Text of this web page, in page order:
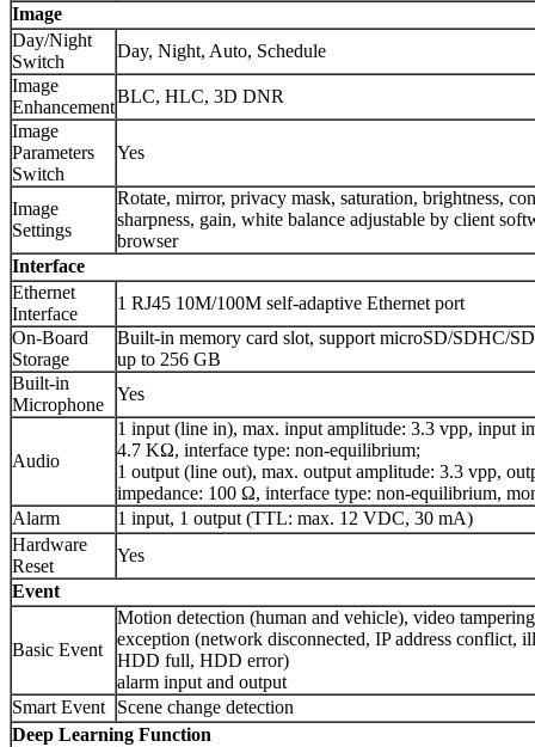
Image
Day/Night
Switch
Day, Night, Auto, Schedule
Image
Enhancement
BLC, HLC, 3D DNR
Image
Parameters
Switch
Yes
Image
Settings
Rotate, mirror, privacy mask, saturation, brightness,
sharpness, gain, white balance adjustable by client
browser
Interface
Ethernet
Interface
1 RJ45 10M/100M self-adaptive Ethernet port
On-Board
Storage
Built-in memory card slot, support microSD/SDHC/
up to 256 GB
Built-in
Microphone
Yes
Audio
1 input (line in), max. input amplitude: 3.3 vpp, input
4.7 KΩ, interface type: non-equilibrium;
1 output (line out), max. output amplitude: 3.3 vpp,
impedance: 100 Ω, interface type: non-equilibrium,
Alarm
1 input, 1 output (TTL: max. 12 VDC, 30 mA)
Hardware
Reset
Yes
Event
Basic Event
Motion detection (human and vehicle), video
exception (network disconnected, IP address conflict,
HDD full, HDD error)
alarm input and output
Smart Event
Scene change detection
Deep Learning Function